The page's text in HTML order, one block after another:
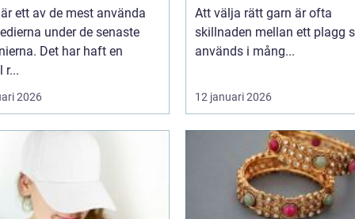
ett av de mest använda
under de senaste
Det har haft en
r...
2026
Att välja rätt garn är ofta
skillnaden mellan ett plagg
används i mång...
12 januari 2026